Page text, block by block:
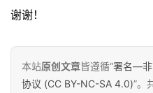
原
谢谢！
本站原创文章皆遵循“署名—非
协议 (CC BY-NC-SA 4.0)”。